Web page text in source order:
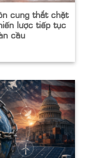
cung thắt chặt
lược tiếp tục
cầu